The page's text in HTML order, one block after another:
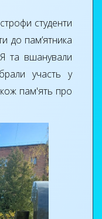
сантехніки,
презентаціями
студенти
до пам’ятника
вшанували
участь у
пам'ять про